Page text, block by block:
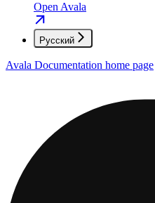
Open Avala
Русский
Avala Documentation home page